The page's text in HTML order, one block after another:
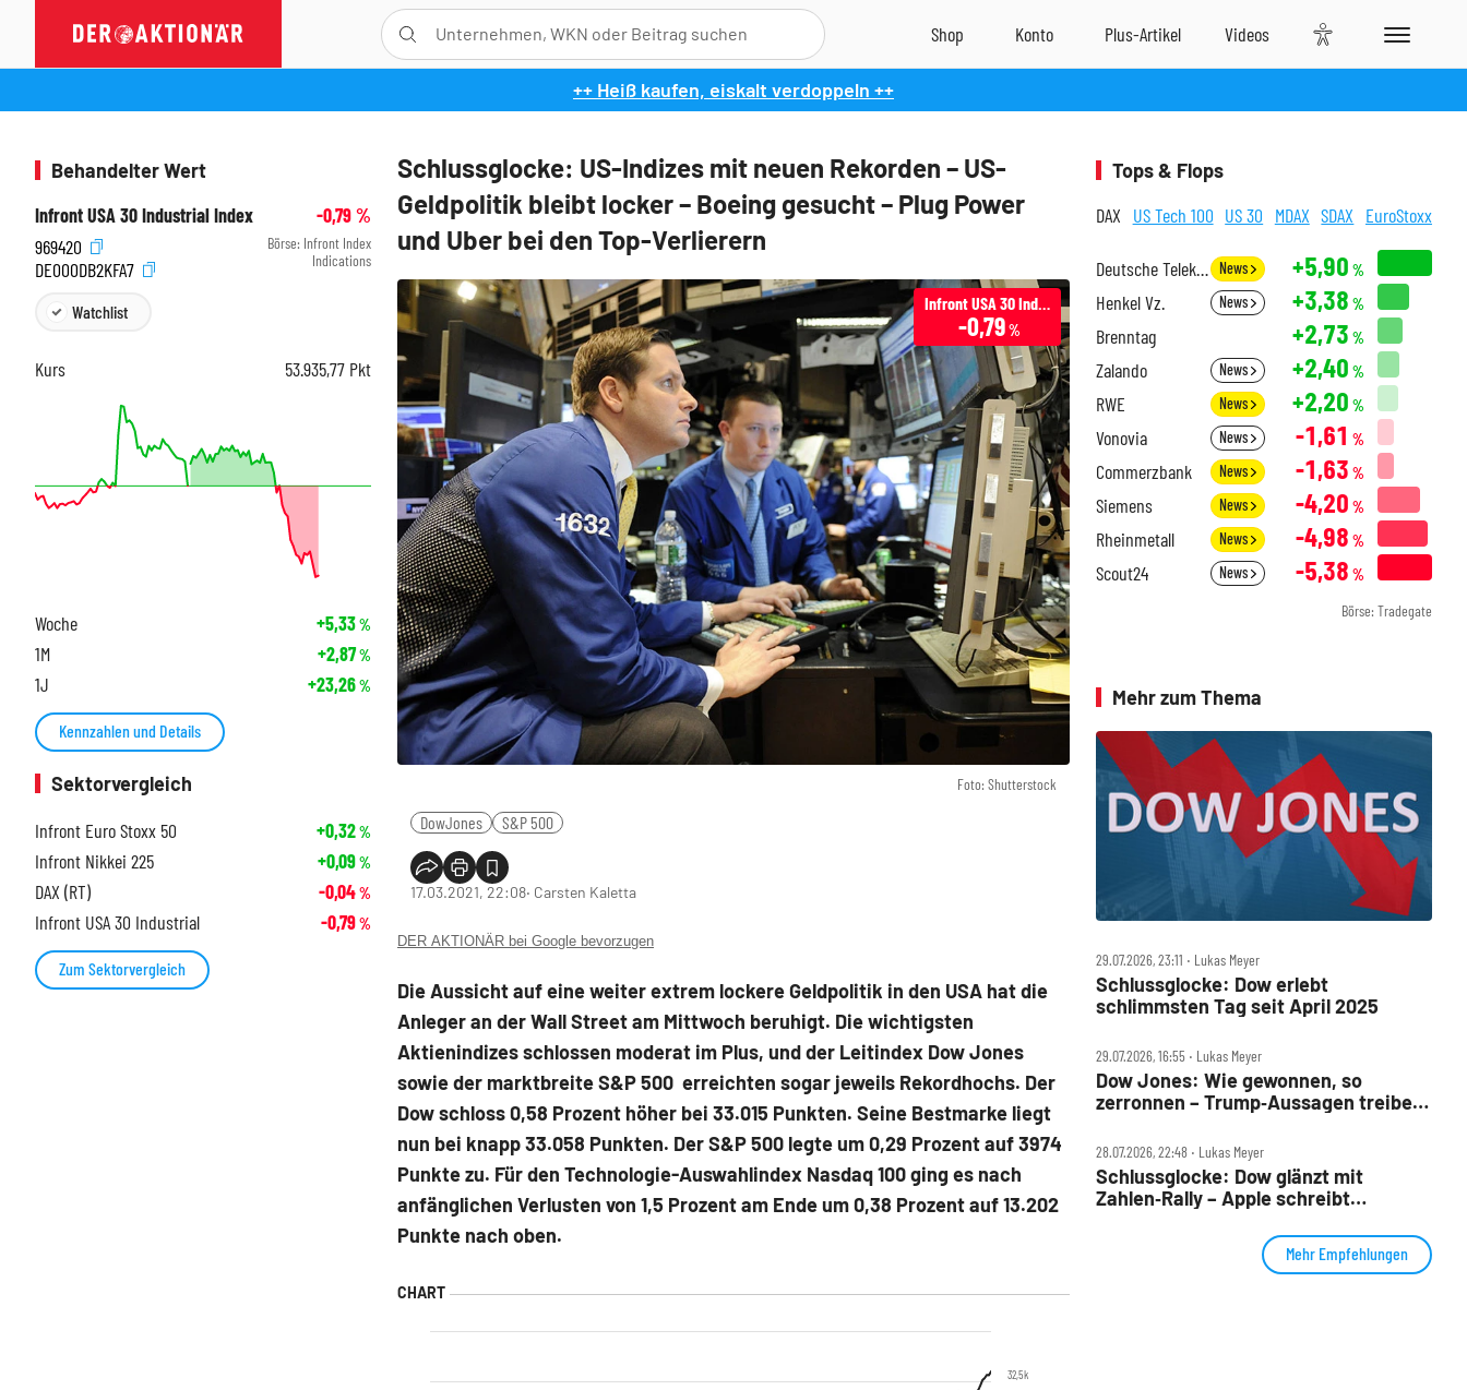
++ Heiß kaufen, eiskalt verdoppeln ++
Schlussglocke: US-Indizes mit neuen Rekorden – US-
Geldpolitik bleibt locker – Boeing gesucht – Plug Power
und Uber bei den Top-Verlierern
Foto: Shutterstock
Infront USA 30 Industrial
-0,79%
DowJones S&P 500
17.03.2021, 22:08‧ Carsten Kaletta
DER AKTIONÄR bei Google bevorzugen
Die Aussicht auf eine weiter extrem lockere Geldpolitik in den USA hat die
Anleger an der Wall Street am Mittwoch beruhigt. Die wichtigsten
Aktienindizes schlossen moderat im Plus, und der Leitindex Dow Jones
sowie der marktbreite S&P 500 erreichten sogar jeweils Rekordhochs. Der
Dow schloss 0,58 Prozent höher bei 33.015 Punkten. Seine Bestmarke liegt
nun bei knapp 33.058 Punkten. Der S&P 500 legte um 0,29 Prozent auf 3974
Punkte zu. Für den Technologie-Auswahlindex Nasdaq 100 ging es nach
anfänglichen Verlusten von 1,5 Prozent am Ende um 0,38 Prozent auf 13.202
Punkte nach oben.
32,5k
Behandelter Wert
Infront USA 30 Industrial Index
-0,79%
969420
DE000DB2KFA7
Börse: Infront Index
Indications
Watchlist
Kurs 53.935,77 Pkt
Woche +5,33%
1M +2,87%
1J +23,26%
Kennzahlen und Details
Sektorvergleich
Infront Euro Stoxx 50
+0,32%
Infront Nikkei 225 +0,09%
DAX (RT) -0,04%
Infront USA 30 Industrial -0,79%
Zum Sektorvergleich
Tops & Flops
DAX US Tech 100 US 30 MDAX SDAX EuroStoxx
Deutsche Telekom News +5,90 %
Henkel Vz. News +3,38 %
Brenntag +2,73 %
Zalando News +2,40 %
RWE News +2,20 %
Vonovia News -1,61 %
Commerzbank News -1,63 %
Siemens News -4,20 %
Rheinmetall News -4,98 %
Scout24 News -5,38 %
Börse: Tradegate
Mehr zum Thema
29.07.2026, 23:11 ‧ Lukas Meyer
Schlussglocke: Dow erlebt
schlimmsten Tag seit April 2025
29.07.2026, 16:55 ‧ Lukas Meyer
Dow Jones: Wie gewonnen, so
zerronnen – Trump‑Aussagen treiben
28.07.2026, 22:48 ‧ Lukas Meyer
Schlussglocke: Dow glänzt mit
Zahlen‑Rally – Apple schreibt
Mehr Empfehlungen